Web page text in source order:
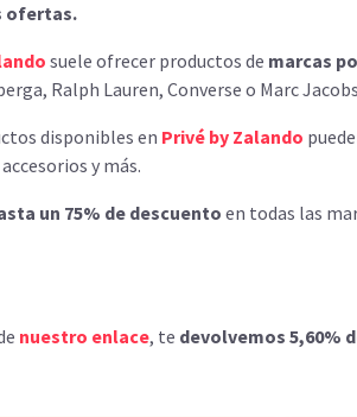
ofertas.
suele ofrecer productos de marcas
Ralph Lauren, Converse o Marc
disponibles en Privé by Zalando
y más.
un 75% de descuento en todas las
nuestro enlace, te devolvemos 5,60%